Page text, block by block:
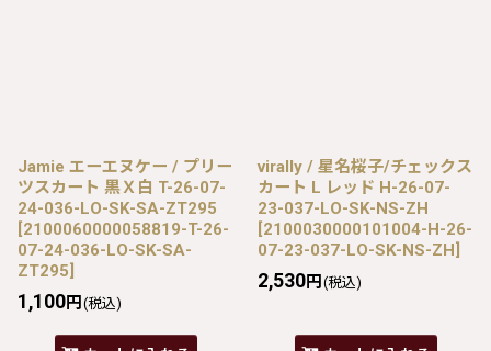
Jamie エーエヌケー / プリー
ツスカート 黒Ｘ白 T-26-07-
24-036-LO-SK-SA-ZT295
[2100060000058819-T-26-
07-24-036-LO-SK-SA-
ZT295]
1,100円 (税込)
virally / 星名桜子/チェックス
カート L レッド H-26-07-
23-037-LO-SK-NS-ZH
[2100030000101004-H-26-
07-23-037-LO-SK-NS-ZH]
2,530円 (税込)